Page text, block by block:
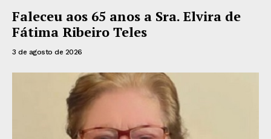
Faleceu aos 65 anos a Sra. Elvira de
Fátima Ribeiro Teles
3 de agosto de 2026